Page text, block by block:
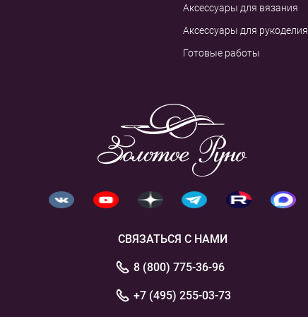
Аксессуары для вязания
Аксессуары для рукоделия
Готовые работы
СВЯЗАТЬСЯ С НАМИ
8 (800) 775-36-96
+7 (495) 255-03-73